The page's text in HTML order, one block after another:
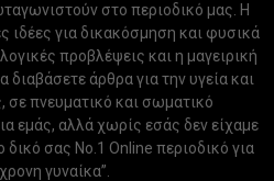
στο περιοδικό μας. Η
ιδέες για δικακόσμηση και φυσικά
προβλέψεις και η μαγειρική
διαβάσετε άρθρα για την υγεία και
σε πνευματικό και σωματικό
εμάς, αλλά χωρίς εσάς δεν είχαμε
δικό σας Νo.1 Online περιοδικό για
γυναίκα”.